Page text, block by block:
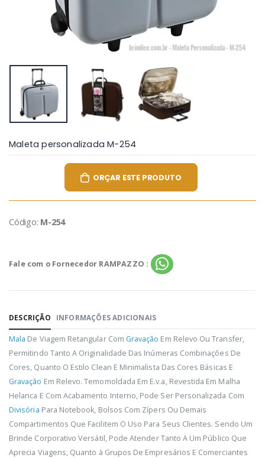
Maleta personalizada M-254
ORÇAR ESTE PRODUTO
Código: M-254
Fale com o Fornecedor RAMPAZZO :
DESCRIÇÃO INFORMAÇÕES ADICIONAIS
Mala De Viagem Retangular Com Gravação Em Relevo Ou Transfer,
Permitindo Tanto A Originalidade Das Inúmeras Combinações De
Cores, Quanto O Estilo Clean E Minimalista Das Cores Básicas E
Gravação Em Relevo. Temomoldada Em E.v.a, Revestida Em Malha
Helanca E Com Acabamento Interno, Pode Ser Personalizada Com
Divisória Para Notebook, Bolsos Com Zípers Ou Demais
Compartimentos Que Facilitem O Uso Para Seus Clientes. Sendo Um
Brinde Corporativo Versátil, Pode Atender Tanto A Um Público Que
Aprecia Viagens, Quanto à Grupos De Empresários E Comerciantes